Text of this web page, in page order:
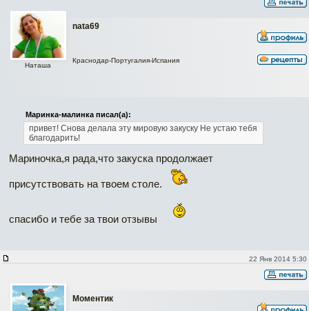
nata69
Наташа
Краснодар-Португалия-Испания
Маринка-малинка писал(а):
привет! Снова делала эту мировую закуску Не устаю тебя
благодарить!
Мариночка,я рада,что закуска продолжает
присутствовать на твоем столе.
спасибо и тебе за твои отзывы
22 Янв 2014 5:30
Моментик